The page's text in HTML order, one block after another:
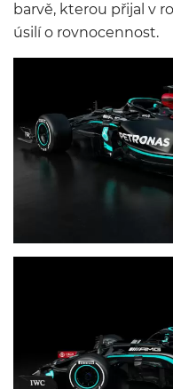
barvě, kterou přijal v
úsilí o rovnocennost.